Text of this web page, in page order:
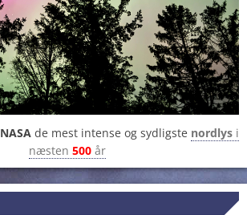
NASA de mest intense og sydligste nordlys i
næsten 500 år